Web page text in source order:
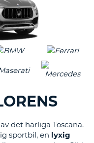
det härliga Toscana.
sportbil, en lyxig